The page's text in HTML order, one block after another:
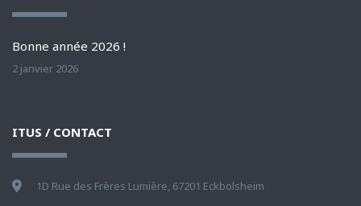
Bonne année 2026 !
2 janvier 2026
ITUS / CONTACT
1D Rue des Frères Lumière, 67201 Eckbolsheim